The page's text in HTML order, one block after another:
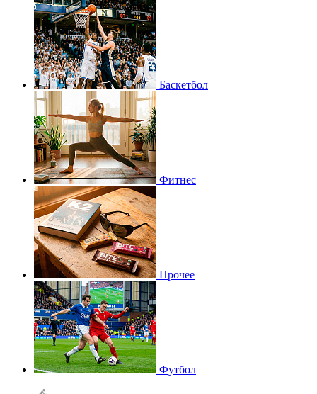
Баскетбол
Фитнес
Прочее
Футбол